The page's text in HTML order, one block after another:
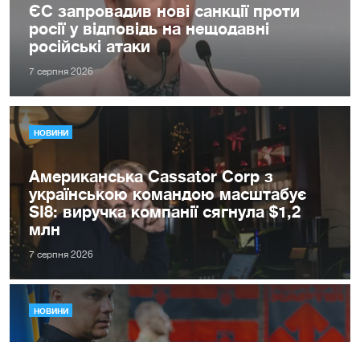
ЄС запровадив нові санкції проти
росії у відповідь на нещодавні
російські атаки
7 серпня 2026
НОВИНИ
Американська Cassator Corp з
українською командою масштабує
SI8: виручка компанії сягнула $1,2
млн
7 серпня 2026
НОВИНИ